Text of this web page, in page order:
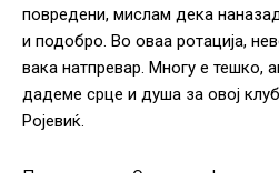
повредени, мислам дека
и подобро. Во оваа ротација,
вака натпревар. Многу е тешко,
дадеме срце и душа за овој
Ројевиќ.